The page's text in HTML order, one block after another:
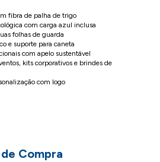
fibra de palha de trigo
com carga azul inclusa
folhas de guarda
e suporte para caneta
com apelo sustentável
kits corporativos e brindes de
com logo
Compra